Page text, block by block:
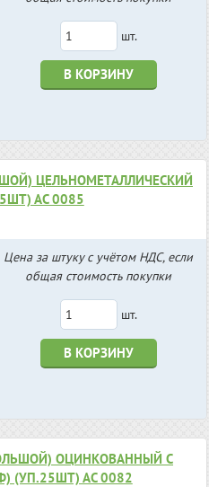
шт.
В КОРЗИНУ
ЦЕЛЬНОМЕТАЛЛИЧЕСКИЙ
АС 0085
Цена за штуку с учётом НДС, если
общая стоимость покупки
шт.
В КОРЗИНУ
ОЦИНКОВАННЫЙ С
(УП.25ШТ) АС 0082